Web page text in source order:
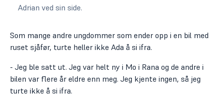
Adrian ved sin side.
Som mange andre ungdommer som ender opp i en bil med
ruset sjåfør, turte heller ikke Ada å si ifra.
- Jeg ble satt ut. Jeg var helt ny i Mo i Rana og de andre i
bilen var flere år eldre enn meg. Jeg kjente ingen, så jeg
turte ikke å si ifra.